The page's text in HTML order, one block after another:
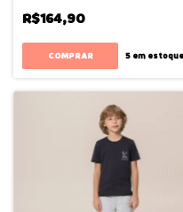
R$164,90
COMPRAR 5em estoque